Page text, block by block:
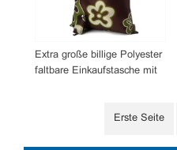
Extra große billige Polyester
faltbare Einkaufstasche mit
Erste Seite